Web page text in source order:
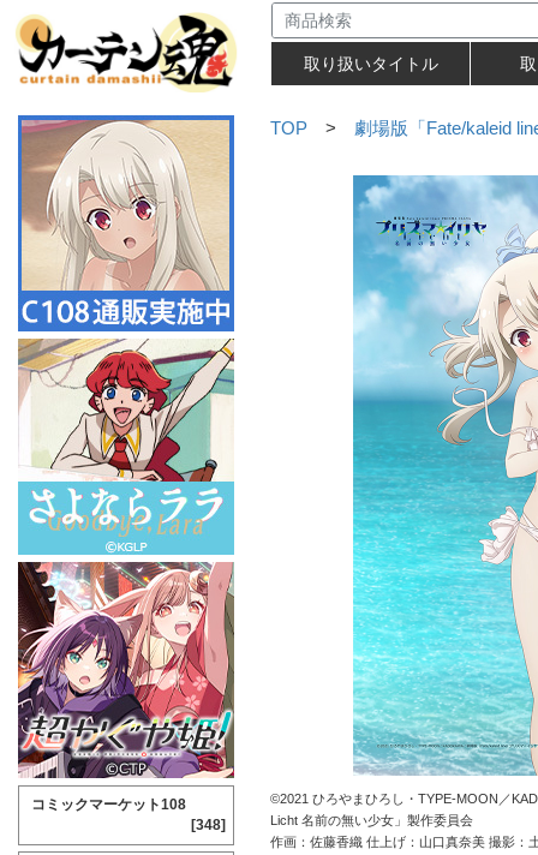
取り扱いタイトル
TOP > 劇場版「Fate/kaleid
©2021 ひろやまひろし・TYPE-MOON／
Licht 名前の無い少女」製作委員会
作画：佐藤香織 仕上げ：山口真奈美 撮影：
コミックマーケット108
[348]